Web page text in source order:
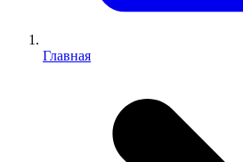
Главная